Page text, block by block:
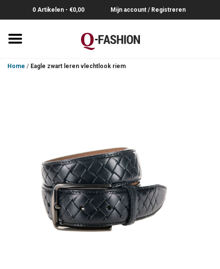
0 Artikelen - €0,00 Mijn account / Registreren
Truien-Pullovers
Home / Eagle zwart leren vlechtlook riem